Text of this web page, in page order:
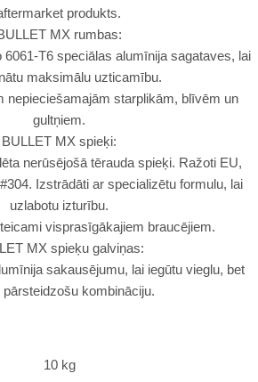
produkts.
MX rumbas:
T6 speciālas alumīnija sagataves, lai
maksimālu uzticamību.
nepieciešamajām starplikām, blīvēm un
gultņiem.
BULLET MX spieķi:
nerūsējošā tērauda spieķi. Ražoti EU,
Izstrādāti ar specializētu formulu, lai
uzlabotu izturību.
visprasīgākajiem braucējiem.
MX spieķu galviņas:
sakausējumu, lai iegūtu vieglu, bet
pārsteidzošu kombināciju.
10 kg